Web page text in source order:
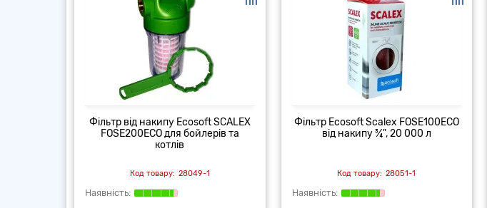
Фільтр від накипу Ecosoft SCALEX
FOSE200ECO для бойлерів та
котлів
28049-1
Фільтр Ecosoft Scalex FOSE100ECO
від накипу ¾", 20 000 л
28051-1